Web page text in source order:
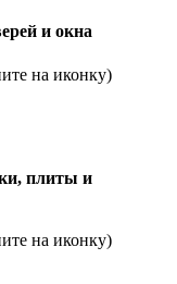
и окна
на иконку)
плиты и
на иконку)